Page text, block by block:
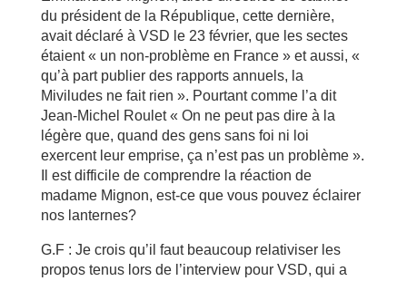
du président de la République, cette dernière,
avait déclaré à VSD le 23 février, que les sectes
étaient « un non-problème en France » et aussi, «
qu’à part publier des rapports annuels, la
Miviludes ne fait rien ». Pourtant comme l’a dit
Jean-Michel Roulet « On ne peut pas dire à la
légère que, quand des gens sans foi ni loi
exercent leur emprise, ça n’est pas un problème ».
Il est difficile de comprendre la réaction de
madame Mignon, est-ce que vous pouvez éclairer
nos lanternes?
G.F : Je crois qu’il faut beaucoup relativiser les
propos tenus lors de l’interview pour VSD, qui a